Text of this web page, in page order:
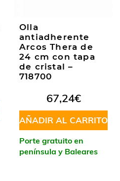
Olla
antiadherente
Arcos Thera de
24 cm con tapa
de cristal –
718700
67,24€
AÑADIR AL CARRITO
Porte gratuito en
península y Baleares